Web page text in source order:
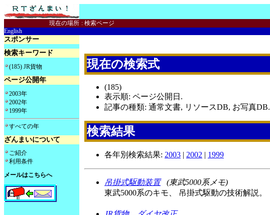
現在の場所 : 検索ページ
English
スポンサー
検索キーワード
(185) JR貨物
ページ公開年
2003年
2002年
1999年
すべての年
ざんまいについて
ご紹介
利用条件
メールはこちらへ
現在の検索式
(185)
表示順: ページ公開日.
記事の種類: 通常文書, リソースDB, お写真DB.
検索結果
各年別検索結果: 2003 | 2002 | 1999
吊掛式駆動装置
(東武5000系メモ)
東武5000系のキモ、 吊掛式駆動の技術解説。